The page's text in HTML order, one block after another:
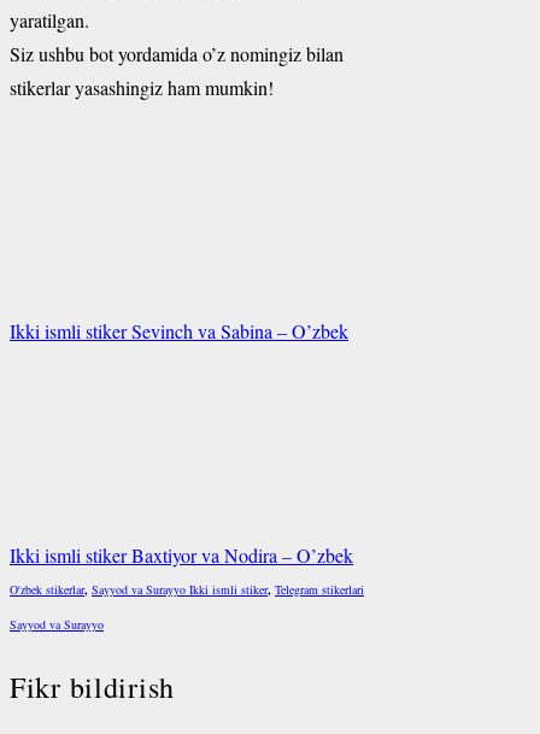
yaratilgan.
Siz ushbu bot yordamida o’z nomingiz bilan
stikerlar yasashingiz ham mumkin!
Ikki ismli stiker Sevinch va Sabina – O’zbek
Ikki ismli stiker Baxtiyor va Nodira – O’zbek
O'zbek stikerlar, Sayyod va Surayyo Ikki ismli stiker, Telegram stikerlari
Sayyod va Surayyo
Fikr bildirish